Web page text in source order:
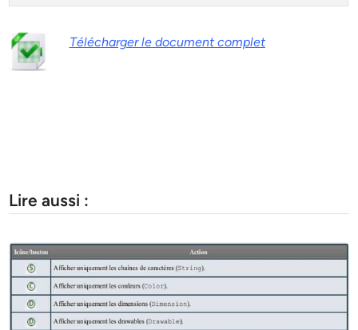
Télécharger le document complet
Lire aussi :